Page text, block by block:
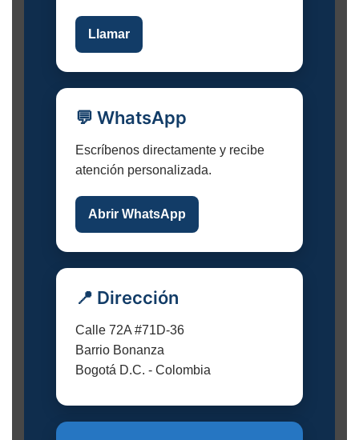
Llamar
💬 WhatsApp
Escríbenos directamente y recibe
atención personalizada.
Abrir WhatsApp
📍 Dirección
Calle 72A #71D-36
Barrio Bonanza
Bogotá D.C. - Colombia